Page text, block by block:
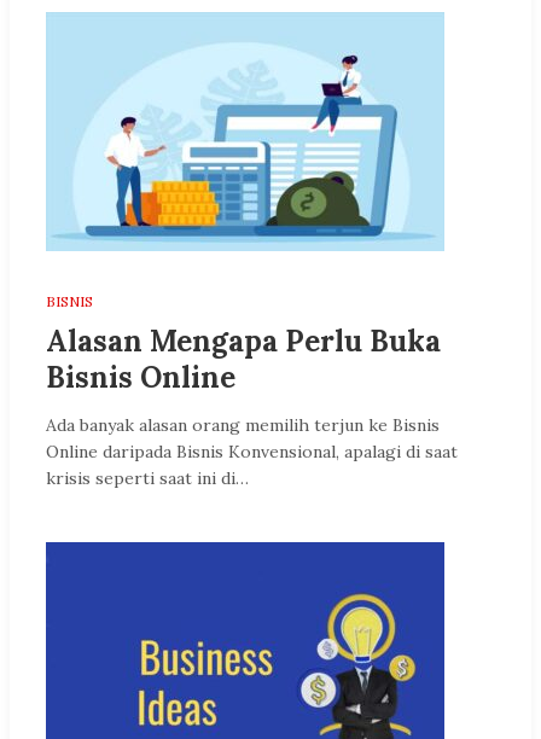
BISNIS
Alasan Mengapa Perlu Buka
Bisnis Online
Ada banyak alasan orang memilih terjun ke Bisnis
Online daripada Bisnis Konvensional, apalagi di saat
krisis seperti saat ini di…